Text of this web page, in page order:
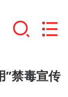
”禁毒宣传